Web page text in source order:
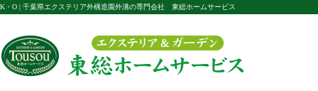
K・O | 千葉県エクステリア外構造園外溝の専門会社 東総ホームサービス